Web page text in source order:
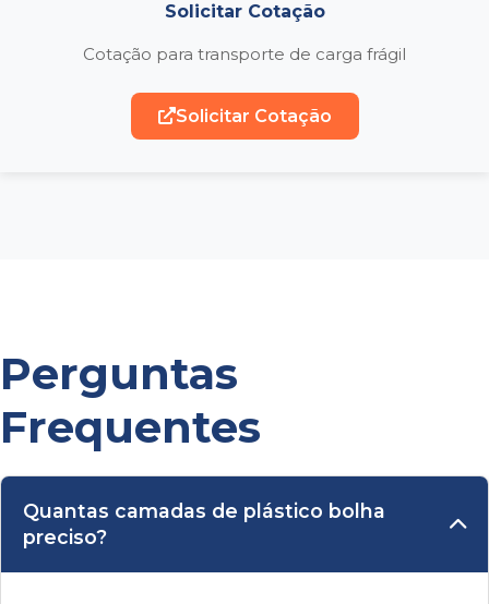
Solicitar Cotação
Cotação para transporte de carga frágil
Solicitar Cotação
Perguntas
Frequentes
Quantas camadas de plástico bolha
preciso?